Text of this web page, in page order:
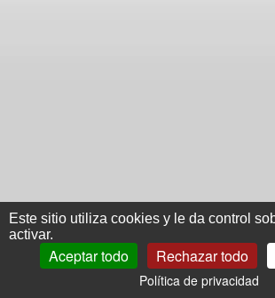
Este sitio utiliza cookies y le da control
activar.
Aceptar todo Rechazar todo
Política de privacidad